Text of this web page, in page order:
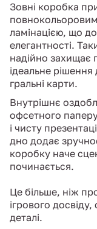
Зовні коробка
ламінацією, що
елегантності.
надійно захищає
ідеальне
гральні карти.
Внутрішнє
офсетного
і чисту
дно додає
коробку наче
починається.
Це більше, ніж
ігрового
деталі.